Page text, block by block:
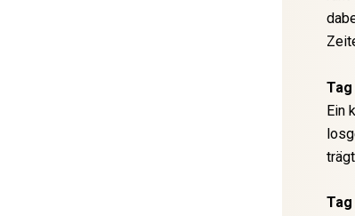
Ein